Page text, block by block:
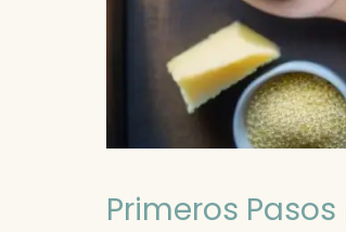
Primeros